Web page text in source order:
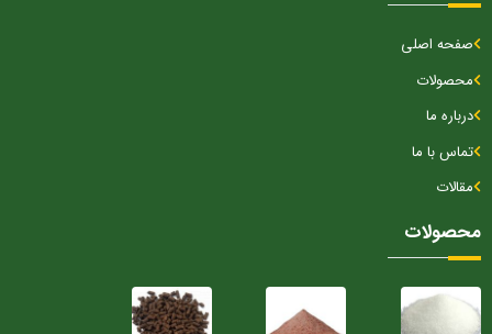
صفحه اصلی
محصولات
درباره ما
تماس با ما
مقالات
محصولات